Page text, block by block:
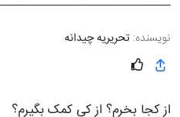
نویسنده: تحریریه چیدانه
از کجا بخرم؟ از کی کمک بگیرم؟